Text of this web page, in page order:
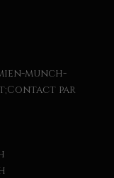
munch-
par